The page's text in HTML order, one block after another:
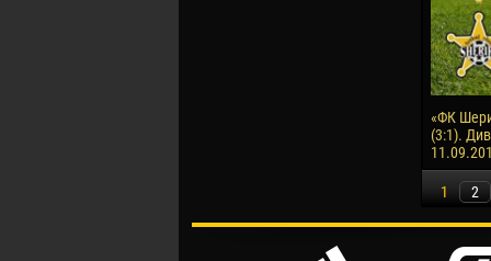
«ФК
(3:1).
1 2